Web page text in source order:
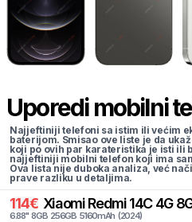
Uporedi mobilni
Najjeftiniji telefoni sa istim ili većim
baterijom. Smisao ove liste je da
koji po ovih par karateristika je isti ili
najjeftiniji mobilni telefon koji ima
Ova lista nije duboka analiza, već
prave razliku u detaljima.
114€ Xiaomi Redmi 14C 4G
6.88" 8GB 256GB 5160mAh (2024)